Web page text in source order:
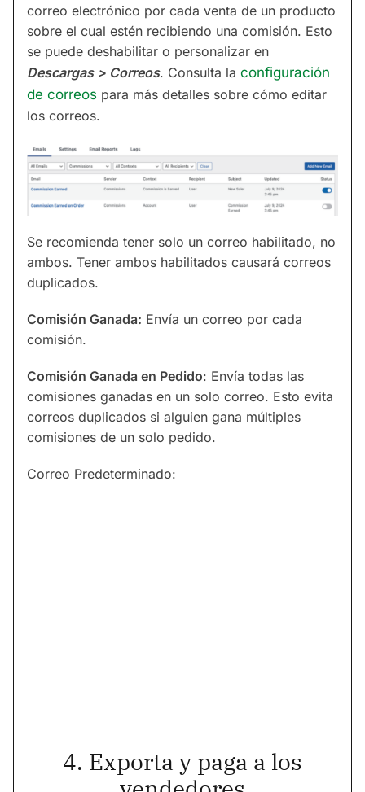
correo electrónico por cada venta de un producto
sobre el cual estén recibiendo una comisión. Esto
se puede deshabilitar o personalizar en
Descargas > Correos. Consulta la configuración
de correos para más detalles sobre cómo editar
los correos.
Se recomienda tener solo un correo habilitado, no
ambos. Tener ambos habilitados causará correos
duplicados.
Comisión Ganada: Envía un correo por cada
comisión.
Comisión Ganada en Pedido: Envía todas las
comisiones ganadas en un solo correo. Esto evita
correos duplicados si alguien gana múltiples
comisiones de un solo pedido.
Correo Predeterminado:
4. Exporta y paga a los